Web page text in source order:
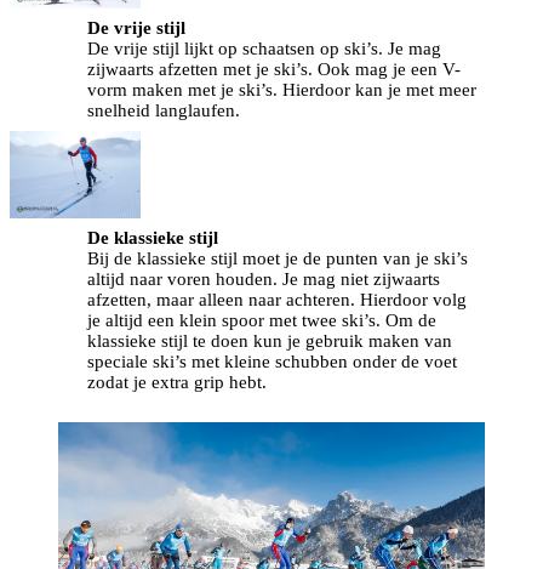
De vrije stijl
De vrije stijl lijkt op schaatsen op ski’s. Je mag
zijwaarts afzetten met je ski’s. Ook mag je een V-
vorm maken met je ski’s. Hierdoor kan je met meer
snelheid langlaufen.
De klassieke stijl
Bij de klassieke stijl moet je de punten van je ski’s
altijd naar voren houden. Je mag niet zijwaarts
afzetten, maar alleen naar achteren. Hierdoor volg
je altijd een klein spoor met twee ski’s. Om de
klassieke stijl te doen kun je gebruik maken van
speciale ski’s met kleine schubben onder de voet
zodat je extra grip hebt.